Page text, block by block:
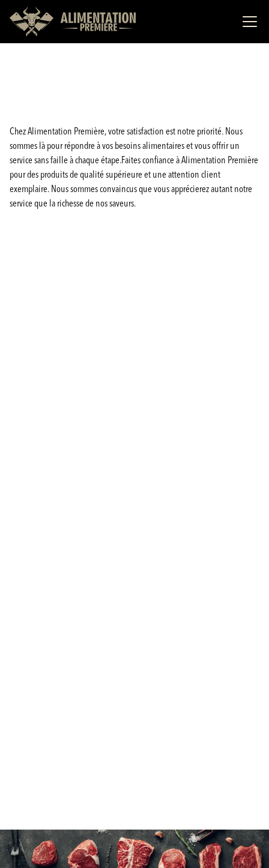
Chez Alimentation Première, votre satisfaction est notre priorité. Nous
sommes là pour répondre à vos besoins alimentaires et vous offrir un
service sans faille à chaque étape.Faites confiance à Alimentation Première
pour des produits de qualité supérieure et une attention client
exemplaire. Nous sommes convaincus que vous apprécierez autant notre
service que la richesse de nos saveurs.